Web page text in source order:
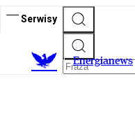
Serwisy
Energianews